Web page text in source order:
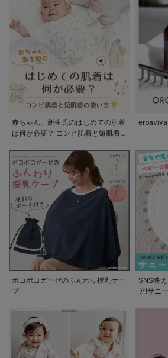
赤ちゃん、新生児のはじめての肌着
は何が必要？ コンビ肌着と短肌着
erbaviva
ポコポコガーゼのふんわり授乳ケー
プ
SNS映
ア!サニ